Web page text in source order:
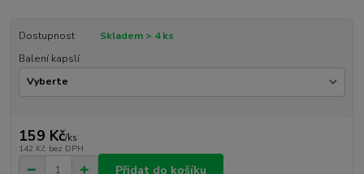
Dostupnost
Skladem > 4 ks
Balení kapslí
159 Kč/ks
142 Kč bez DPH
Přidat do košíku